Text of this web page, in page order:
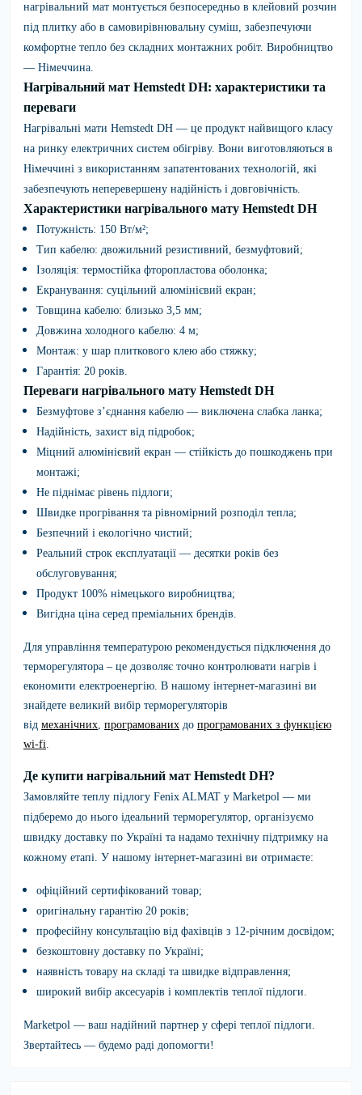
нагрівальний мат монтується безпосередньо в клейовий розчин
під плитку або в самовирівнювальну суміш, забезпечуючи
комфортне тепло без складних монтажних робіт. Виробництво
— Німеччина.
Нагрівальний мат Hemstedt DH: характеристики та
переваги
Нагрівальні мати Hemstedt DH — це продукт найвищого класу
на ринку електричних систем обігріву. Вони виготовляються в
Німеччині з використанням запатентованих технологій, які
забезпечують неперевершену надійність і довговічність.
Характеристики нагрівального мату Hemstedt DH
Потужність: 150 Вт/м²;
Тип кабелю: двожильний резистивний, безмуфтовий;
Ізоляція: термостійка фторопластова оболонка;
Екранування: суцільний алюмінієвий екран;
Товщина кабелю: близько 3,5 мм;
Довжина холодного кабелю: 4 м;
Монтаж: у шар плиткового клею або стяжку;
Гарантія: 20 років.
Переваги нагрівального мату Hemstedt DH
Безмуфтове з’єднання кабелю — виключена слабка ланка;
Надійність, захист від підробок;
Міцний алюмінієвий екран — стійкість до пошкоджень при
монтажі;
Не піднімає рівень підлоги;
Швидке прогрівання та рівномірний розподіл тепла;
Безпечний і екологічно чистий;
Реальний строк експлуатації — десятки років без
обслуговування;
Продукт 100% німецького виробництва;
Вигідна ціна серед преміальних брендів.
Для управління температурою рекомендується підключення до
терморегулятора – це дозволяє точно контролювати нагрів і
економити електроенергію. В нашому інтернет-магазині ви
знайдете великий вибір терморегуляторів
від механічних програмованих до програмованих з функцією
wi-fi
Де купити нагрівальний мат Hemstedt DH?
Замовляйте теплу підлогу Fenix ALMAT у Marketpol — ми
підберемо до нього ідеальний терморегулятор, організуємо
швидку доставку по Україні та надамо технічну підтримку на
кожному етапі. У нашому інтернет-магазині ви отримаєте:
офіційний сертифікований товар;
оригінальну гарантію 20 років;
професійну консультацію від фахівців з 12-річним досвідом;
безкоштовну доставку по Україні;
наявність товару на складі та швидке відправлення;
широкий вибір аксесуарів і комплектів теплої підлоги.
Marketpol — ваш надійний партнер у сфері теплої підлоги.
Звертайтесь — будемо раді допомогти!